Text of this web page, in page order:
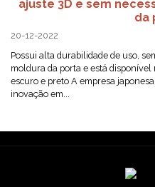
ajuste 3D e sem
da
20-12-2022
Possui alta durabilidade de uso,
moldura da porta e está
escuro e preto A empresa
inovação em...